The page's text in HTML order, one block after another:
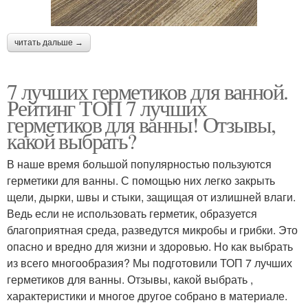
читать дальше →
7 лучших герметиков для ванной.
Рейтинг ТОП 7 лучших
герметиков для ванны! Отзывы,
какой выбрать?
В наше время большой популярностью пользуются
герметики для ванны. С помощью них легко закрыть
щели, дырки, швы и стыки, защищая от излишней влаги.
Ведь если не использовать герметик, образуется
благоприятная среда, разведутся микробы и грибки. Это
опасно и вредно для жизни и здоровью. Но как выбрать
из всего многообразия? Мы подготовили ТОП 7 лучших
герметиков для ванны. Отзывы, какой выбрать ,
характеристики и многое другое собрано в материале.